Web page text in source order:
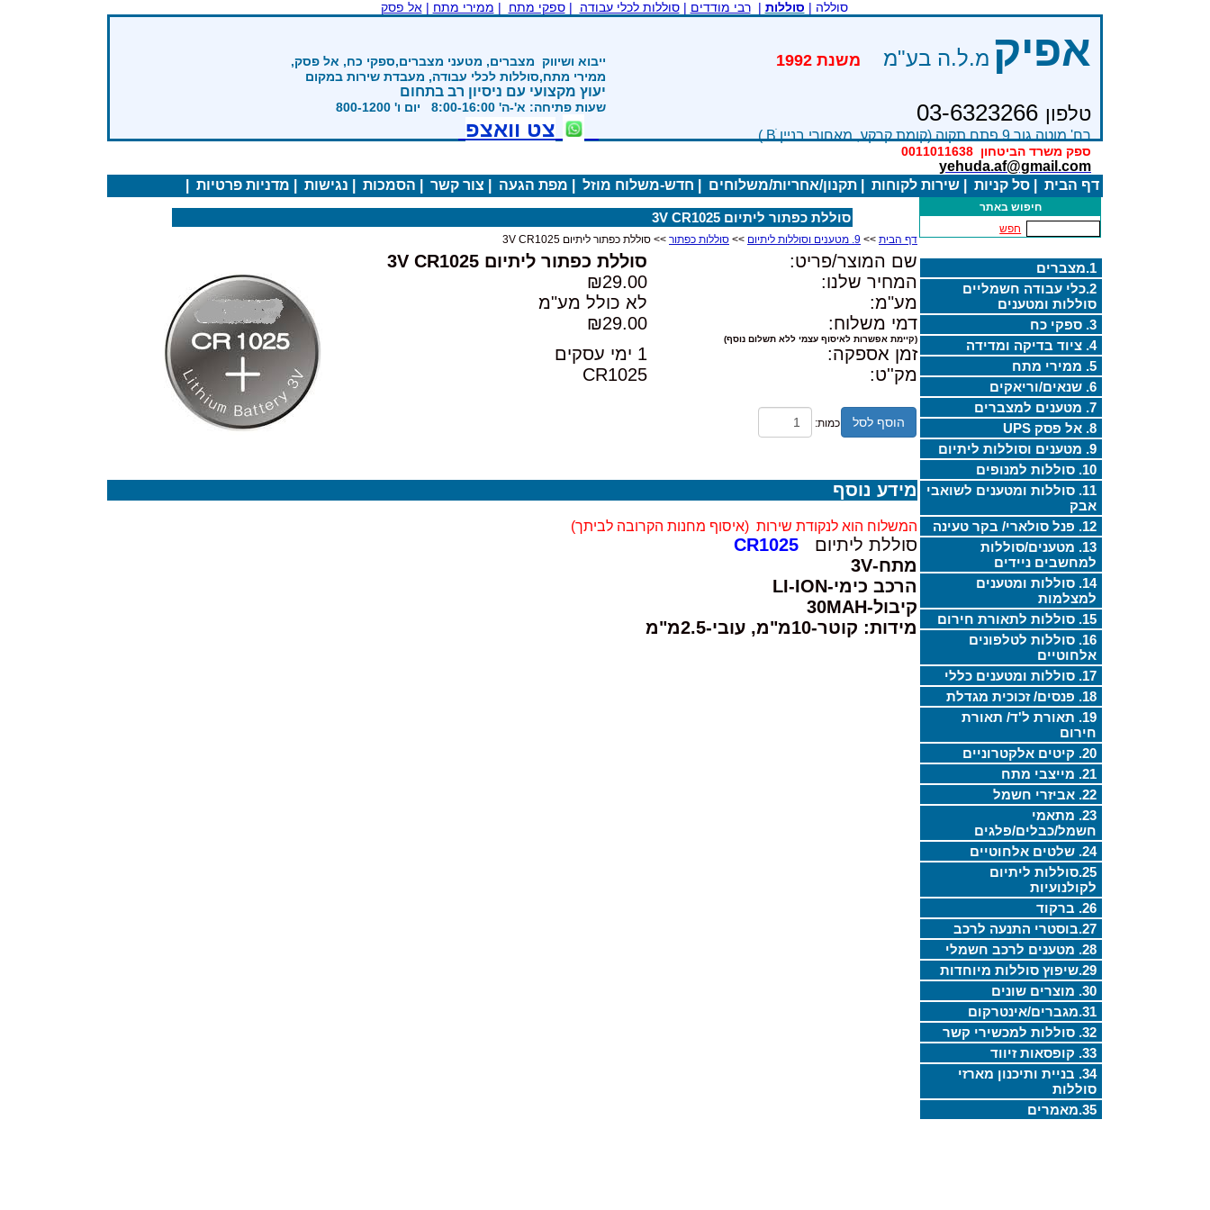
סוללה | סוללות |רבי מודדים |סוללות לכלי עבודה |ספקי מתח | ממירי מתח |אל פסק
אפיק מ.ל.ה בע"מ
טלפון 03-6323266
רח' מוטה גור 9 פתח תקוה (קומת קרקע, מאחורי בניין Bׂ )
ספק משרד הביטחון 0011011638
yehuda.af@gmail.com
ייבוא ושיווק מצברים, מטעני מצברים,ספקי כח, אל פסק,
ממירי מתח,סוללות לכלי עבודה, מעבדת שירות במקום
יעוץ מקצועי עם ניסיון רב בתחום
שעות פתיחה: א'-ה' 8:00-16:00 יום ו' 800-1200
צט וואצפ
דף הבית סל קניות שירות לקוחות תקנון/אחריות/משלוחים חדש-משלוח מוזל מפת הגעה צור קשר הסמכות נגישות מדניות פרטיות
חיפוש באתר
חפש
1.מצברים
2.כלי עבודה חשמליים
סוללות ומטענים
3. ספקי כח
4. ציוד בדיקה ומדידה
5. ממירי מתח
6. שנאים/וריאקים
7. מטענים למצברים
8. אל פסק UPS
9. מטענים וסוללות ליתיום
10. סוללות למנופים
11. סוללות ומטענים לשואבי
אבק
12. פנל סולארי/ בקר טעינה
13. מטענים/סוללות
למחשבים ניידים
14. סוללות ומטענים
למצלמות
15. סוללות לתאורת חירום
16. סוללות לטלפונים
אלחוטיים
17. סוללות ומטענים כללי
18. פנסים/ זכוכית מגדלת
19. תאורת ל'ד/ תאורת
חירום
20. קיטים אלקטרוניים
21. מייצבי מתח
22. אביזרי חשמל
23. מתאמי
חשמל/כבלים/פלגים
24. שלטים אלחוטיים
25.סוללות ליתיום
לקולנועיות
26. ברקוד
27.בוסטרי התנעה לרכב
28. מטענים לרכב חשמלי
29.שיפוץ סוללות מיוחדות
30. מוצרים שונים
31.מגברים/אינטרקום
32. סוללות למכשירי קשר
33. קופסאות זיווד
34. בניית ותיכנון מארזי
סוללות
35.מאמרים
סוללת כפתור ליתיום 3V CR1025
דף הבית >> 9. מטענים וסוללות ליתיום >> סוללות כפתור >> סוללת כפתור ליתיום 3V CR1025
שם המוצר/פריט:
סוללת כפתור ליתיום 3V CR1025
המחיר שלנו:
₪29.00
מע"מ:
לא כולל מע"מ
דמי משלוח:
₪29.00
(קיימת אפשרות לאיסוף עצמי ללא תשלום נוסף)
זמן אספקה:
1 ימי עסקים
מק''ט:
CR1025
הוסף לסל כמות:
מידע נוסף
המשלוח הוא לנקודת שירות (איסוף מחנות הקרובה לביתך)
סוללת ליתיום
CR1025
מתח-3V
הרכב כימי-LI-ION
קיבול-30MAH
מידות: קוטר-10מ"מ, עובי-2.5מ"מ